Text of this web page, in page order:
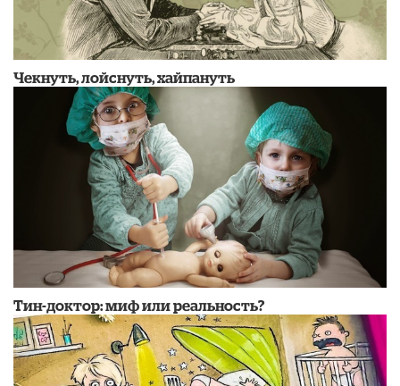
Чекнуть, лойснуть, хайпануть
Тин-доктор: миф или реальность?